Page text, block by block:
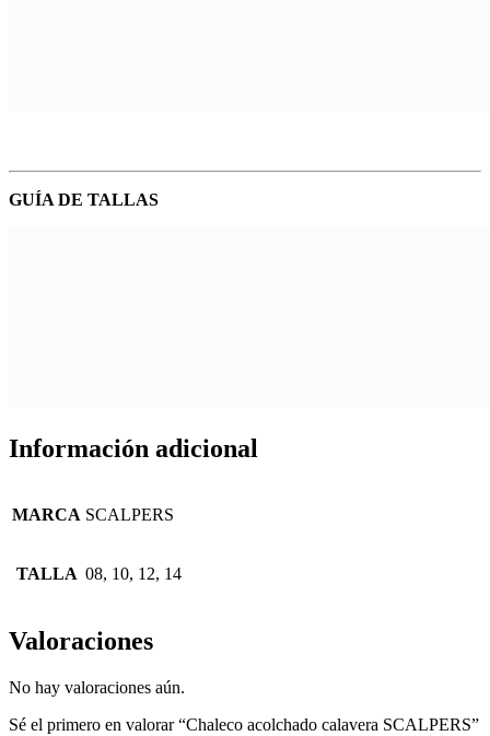
GUÍA DE TALLAS
Información adicional
MARCA SCALPERS
TALLA 08, 10, 12, 14
Valoraciones
No hay valoraciones aún.
Sé el primero en valorar “Chaleco acolchado calavera SCALPERS”